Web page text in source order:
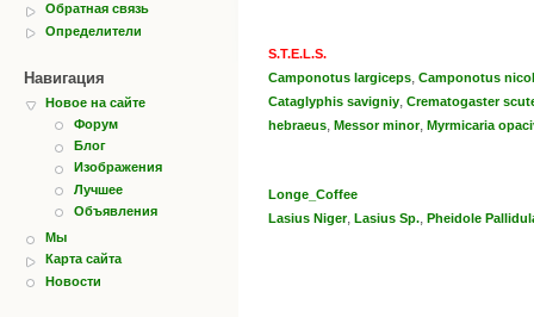
Обратная связь
Определители
Навигация
Новое на сайте
Форум
Блог
Изображения
Лучшее
Объявления
Мы
Карта сайта
Новости
S.T.E.L.S.
Camponotus largiceps, Camponotus
Cataglyphis savigniy, Crematogaster
hebraeus, Messor minor, Myrmicaria
Longe_Coffee
Lasius Niger, Lasius Sp., Pheidole